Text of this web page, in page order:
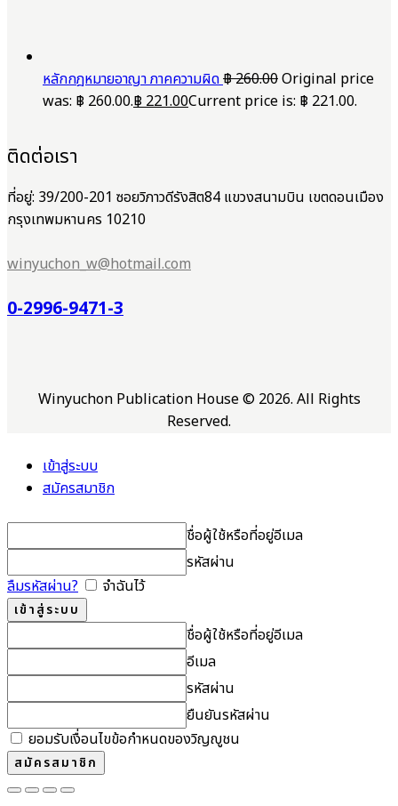
หลักกฎหมายอาญา ภาคความผิด฿260.00Original price
was: ฿ 260.00.฿221.00Current price is: ฿ 221.00.
ติดต่อเรา
ที่อยู่: 39/200-201 ซอยวิภาวดีรังสิต84 แขวงสนามบิน เขตดอนเมือง
กรุงเทพมหานคร 10210
winyuchon_w@hotmail.com
0-2996-9471-3
Winyuchon Publication House © 2026. All Rights
Reserved.
เข้าสู่ระบบ
สมัครสมาชิก
ชื่อผู้ใช้หรือที่อยู่อีเมล
รหัสผ่าน
ลืมรหัสผ่าน?
จำฉันไว้
ชื่อผู้ใช้หรือที่อยู่อีเมล
อีเมล
รหัสผ่าน
ยืนยันรหัสผ่าน
ยอมรับเงื่อนไขข้อกำหนดของวิญญูชน